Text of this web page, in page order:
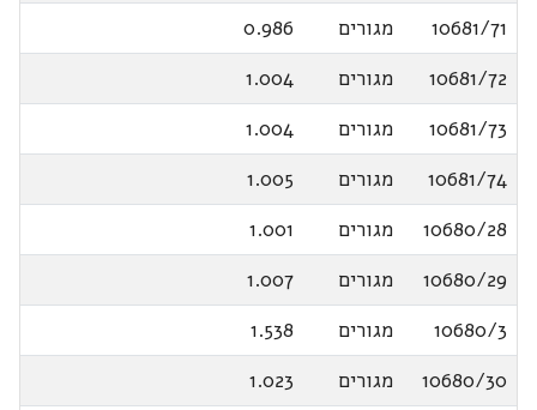
10681/71
מגורים
0.986
10681/72
מגורים
1.004
10681/73
מגורים
1.004
10681/74
מגורים
1.005
10680/28
מגורים
1.001
10680/29
מגורים
1.007
10680/3
מגורים
1.538
10680/30
מגורים
1.023